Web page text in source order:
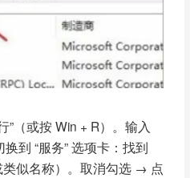
”（或按 Win + R）。输入
到 “服务” 选项卡：找到
类似名称）。取消勾选 → 点